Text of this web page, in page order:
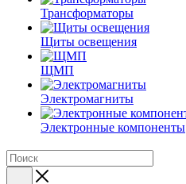
Трансформаторы
Щиты освещения
ЩМП
Электромагниты
Электронные компоненты